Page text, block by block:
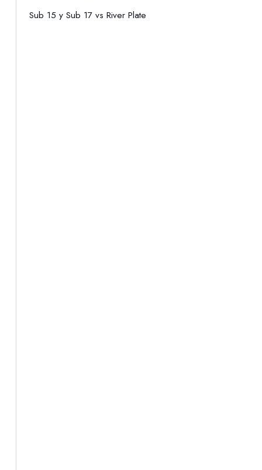
Sub 15 y Sub 17 vs River Plate